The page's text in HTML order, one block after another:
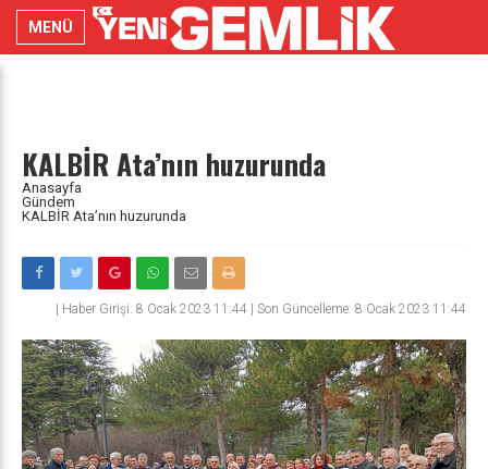
MENÜ
KALBİR Ata’nın huzurunda
Anasayfa
Gündem
KALBİR Ata’nın huzurunda
Haber Girişi: 8 Ocak 2023 11:44 | Son Güncelleme: 8 Ocak 2023 11:44